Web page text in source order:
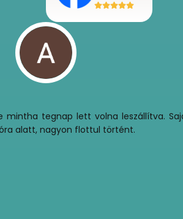
mintha tegnap lett volna leszállítva.
alatt, nagyon flottul történt.